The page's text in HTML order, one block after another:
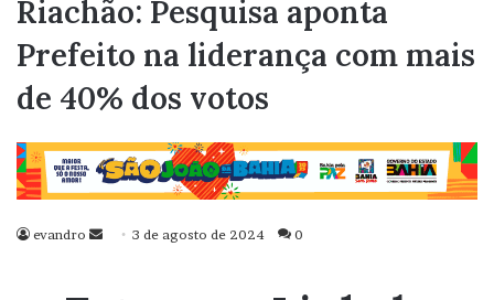
Riachão: Pesquisa aponta
Prefeito na liderança com mais
de 40% dos votos
evandro
Mande3 de agosto de 2024 0